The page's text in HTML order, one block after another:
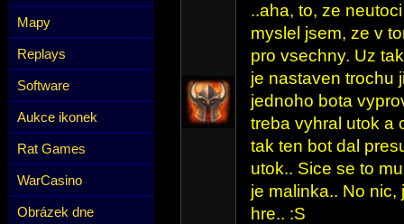
Mapy
Replays
Software
Aukce ikonek
Rat Games
WarCasino
Obrázek dne
..aha, to, ze
myslel jsem, ze v
pro vsechny. Uz
je nastaven trochu
jednoho bota
treba vyhral utok a
tak ten bot dal
utok.. Sice se to
je malinka.. No nic,
hre.. :S